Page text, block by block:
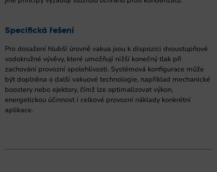
Specifická řešení
Pro dosažení hlubší úrovně vakua jsou k dispozici dvoustupňové
vodokružné vývěvy, které umožňují nižší konečný tlak při
zachování provozní spolehlivosti. Systémová konfigurace může
být doplněna o další vakuové technologie, například mechanické
boostery nebo ejektory, čímž lze optimalizovat výkon,
energetickou účinnost i celkové provozní náklady konkrétní
aplikace.